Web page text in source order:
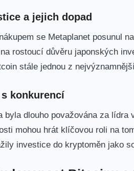
a jejich dopad
se Metaplanet posunul
rostoucí důvěru japonských
stále⁣ jednou z
​konkurencí
byla dlouho považována ‌za
mohou hrát klíčovou roli na
investice do kryptoměn jako